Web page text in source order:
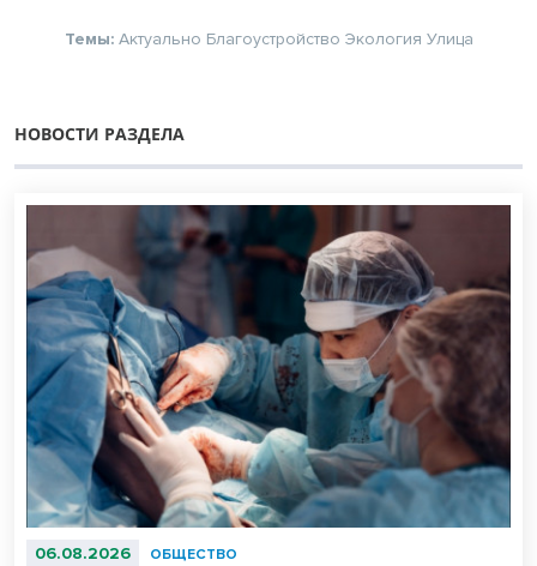
Темы: Актуально Благоустройство Экология Улица
НОВОСТИ РАЗДЕЛА
06.08.2026 ОБЩЕСТВО